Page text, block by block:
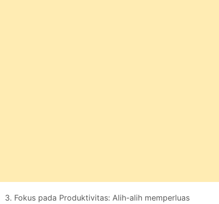
3. Fokus pada Produktivitas: Alih-alih memperluas